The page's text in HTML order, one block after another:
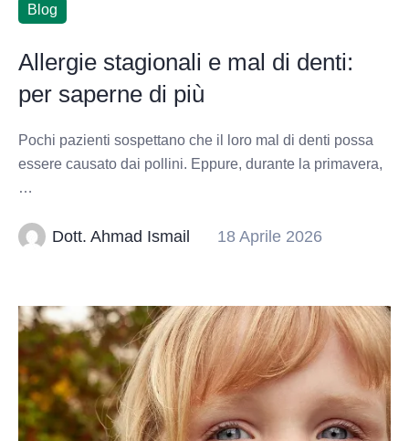
Blog
Allergie stagionali e mal di denti:
per saperne di più
Pochi pazienti sospettano che il loro mal di denti possa
essere causato dai pollini. Eppure, durante la primavera,
…
Dott. Ahmad Ismail 18 Aprile 2026